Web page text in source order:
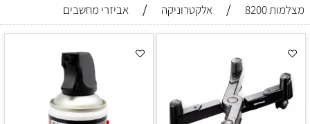
מצלמות 8200 / אלקטרוניקה / אביזרי מחשבים